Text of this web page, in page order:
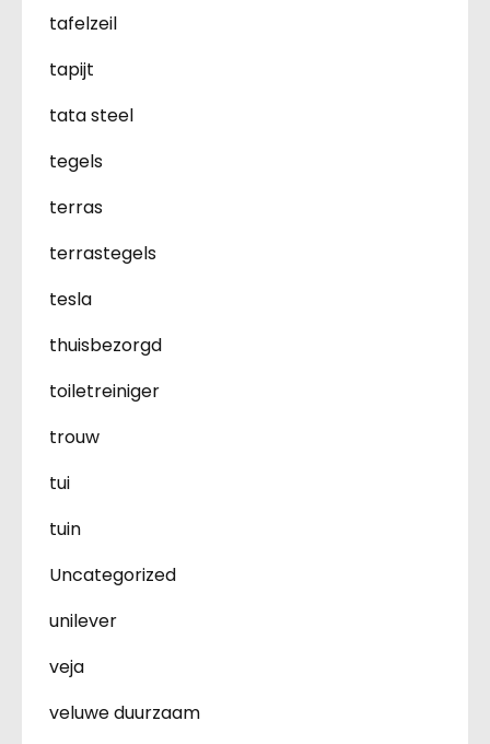
tafelzeil
tapijt
tata steel
tegels
terras
terrastegels
tesla
thuisbezorgd
toiletreiniger
trouw
tui
tuin
Uncategorized
unilever
veja
veluwe duurzaam